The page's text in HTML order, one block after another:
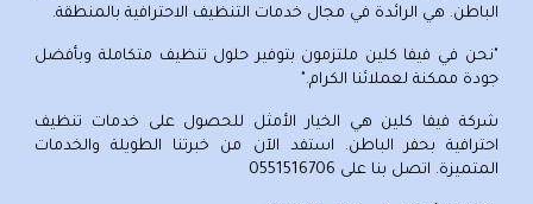
الباطن. هي الرائدة في مجال خدمات التنظيف الاحترافية بالمنطقة.
"نحن في فيفا كلين ملتزمون بتوفير حلول تنظيف متكاملة وبأفضل
جودة ممكنة لعملائنا الكرام."
شركة فيفا كلين هي الخيار الأمثل للحصول على خدمات تنظيف
احترافية بحفر الباطن. استفد الآن من خبرتنا الطويلة والخدمات
المتميزة. اتصل بنا على 0551516706